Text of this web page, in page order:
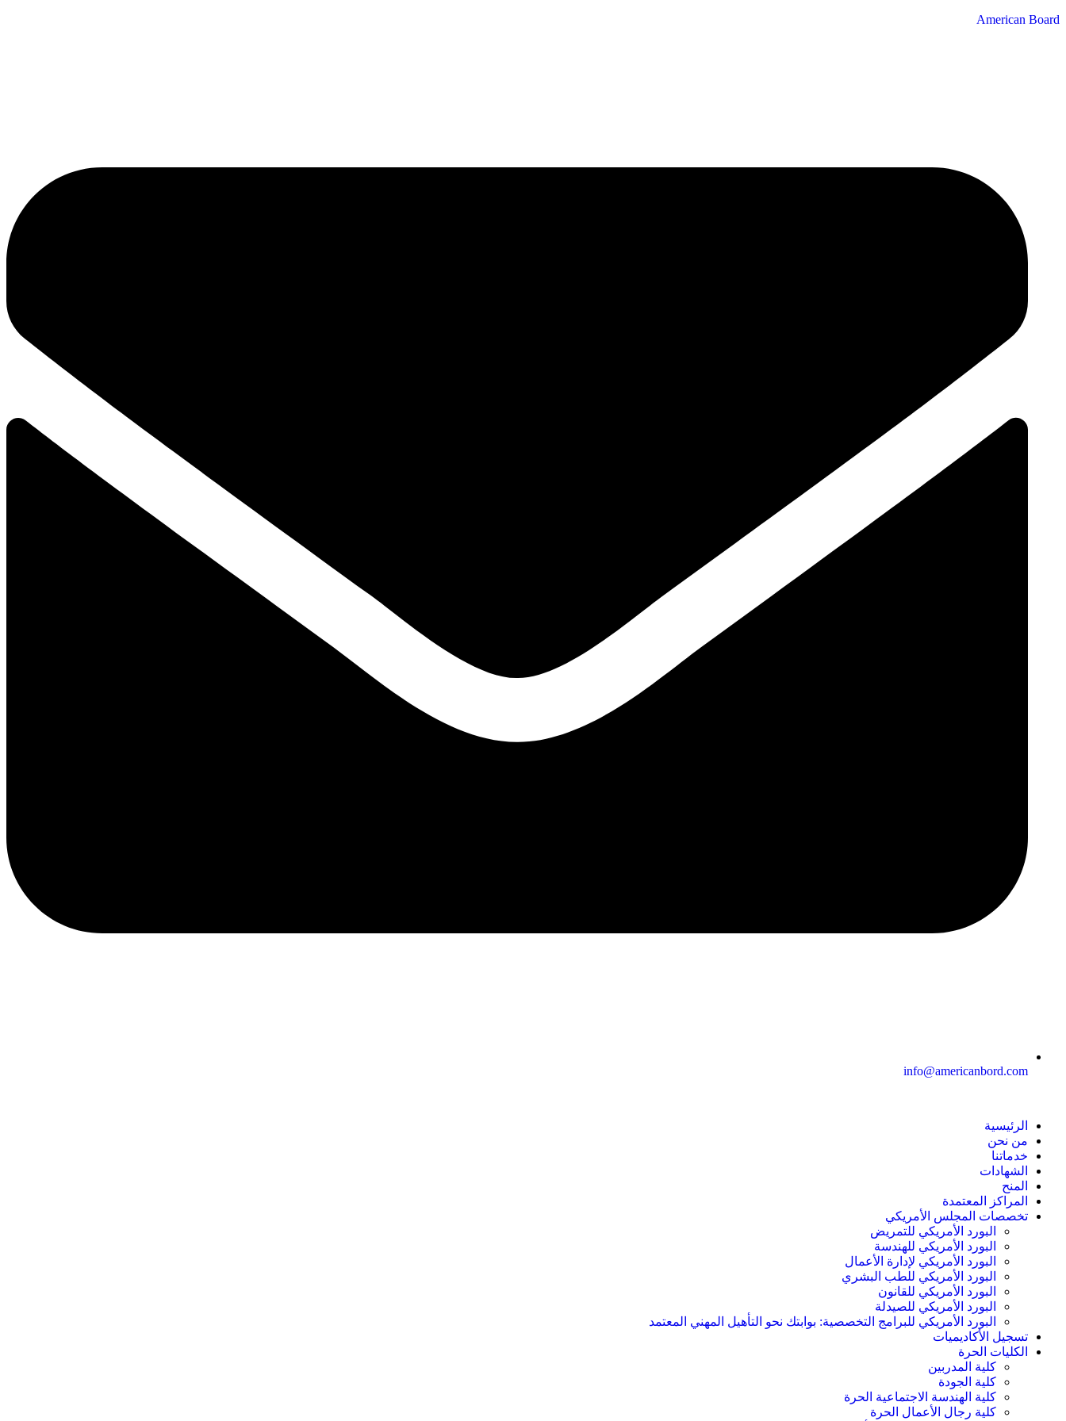
American Board
info@americanbord.com
الرئيسية
من نحن
خدماتنا
الشهادات
المنح
المراكز المعتمدة
تخصصات المجلس الأمريكي
البورد الأمريكي للتمريض
البورد الأمريكي للهندسة
البورد الأمريكي لإدارة الأعمال
البورد الأمريكي للطب البشري
البورد الأمريكي للقانون
البورد الأمريكي للصيدلة
البورد الأمريكي للبرامج التخصصية: بوابتك نحو التأهيل المهني المعتمد
تسجيل الأكاديميات
الكليات الحرة
كلية المدربين
كلية الجودة
كلية الهندسة الاجتماعية الحرة
كلية رجال الأعمال الحرة